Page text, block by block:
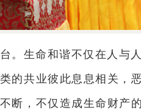
。生命和谐不仅在人与
的共业彼此息息相关，
断，不仅造成生命财产